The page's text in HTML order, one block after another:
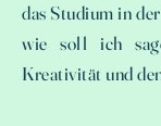
das Studium in
wie soll ich
Kreativität und